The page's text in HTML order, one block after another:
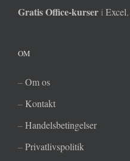
Gratis Office-kurser i Excel,
OM
–Om os
– Kontakt
–Handelsbetingelser
–Privatlivspolitik